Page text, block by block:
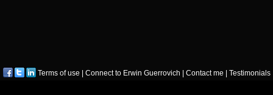
Terms of use Connect to Erwin Guerrovich Contact me Testimonials